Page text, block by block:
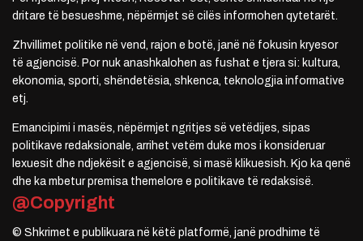
dritare të besueshme, nëpërmjet së cilës informohen qytetarët.
Zhvillimet politike në vend, rajon e botë, janë në fokusin kryesor
të agjencisë. Por nuk anashkalohen as fushat e tjera si: kultura,
ekonomia, sporti, shëndetësia, shkenca, teknologjia informative
etj.
Emancipimi i masës, nëpërmjet ngritjes së vetëdijes, sipas
politikave redaksionale, arrihet vetëm duke mos i konsideruar
lexuesit dhe ndjekësit e agjencisë, si masë klikuesish. Kjo ka qenë
dhe ka mbetur premisa themelore e politikave të redaksisë.
@Copyright
© Shkrimet e publikuara në këtë platformë, janë prodhime të